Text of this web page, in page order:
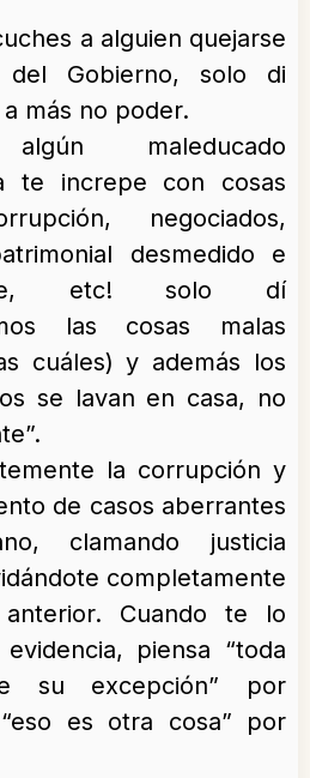
a alguien quejarse
Gobierno, solo di
más no poder.
maleducado
te increpe con cosas
negociados,
desmedido e
etc! solo dí
las cosas malas
cuáles) y además los
se lavan en casa, no
la corrupción y
de casos aberrantes
clamando justicia
completamente
Cuando te lo
piensa “toda
su excepción” por
es otra cosa” por